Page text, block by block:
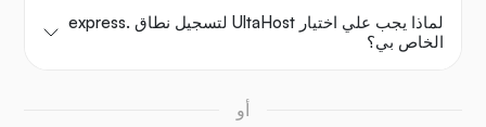
لماذا يجب علي اختيار UltaHost لتسجيل نطاق .express
الخاص بي؟
أو